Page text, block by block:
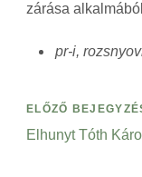
zárása
pr-i,
ELŐZŐ
Elhunyt Tóth